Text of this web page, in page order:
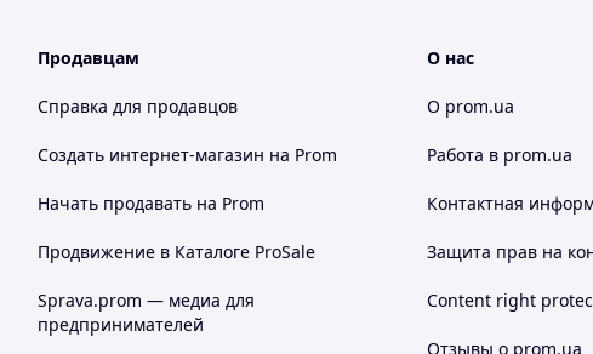
Продавцам
Справка для продавцов
Создать интернет-магазин на Prom
Начать продавать на Prom
Продвижение в Каталоге ProSale
Sprava.prom — медиа для
предпринимателей
О нас
О prom.ua
Работа в prom.ua
Контактная
Защита прав на
Content right
Отзывы о prom.ua